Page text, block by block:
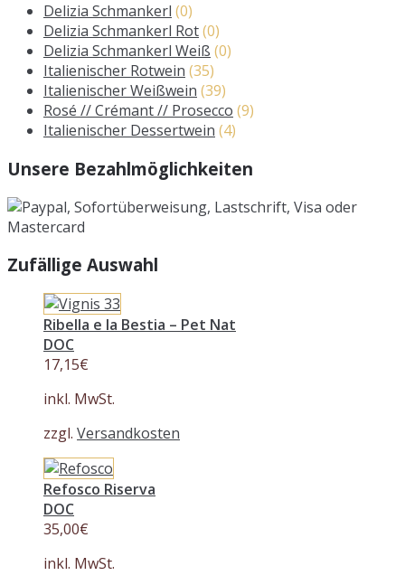
Delizia Schmankerl (0)
Delizia Schmankerl Rot(0)
Delizia Schmankerl Weiß (0)
Italienischer Rotwein (35)
Italienischer Weißwein (39)
Rosé // Crémant // Prosecco (9)
Italienischer Dessertwein (4)
Unsere Bezahlmöglichkeiten
Zufällige Auswahl
Ribella e la Bestia – Pet Nat
DOC
17,15€
inkl. MwSt.
zzgl. Versandkosten
Refosco Riserva
DOC
35,00€
inkl. MwSt.